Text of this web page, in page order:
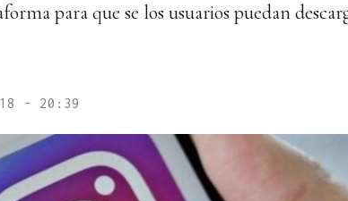
para que se los usuarios puedan
- 20:39